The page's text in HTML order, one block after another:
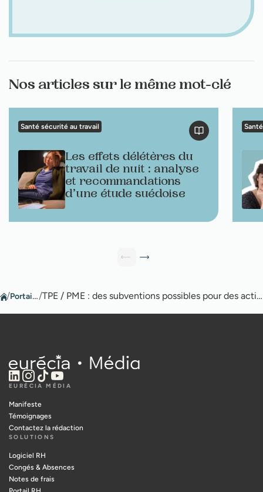
Nos articles sur le même mot-clé
Santé sécurité au travail
Les effets délétères du
travail de nuit : analyse
et recommandations
d’une étude suédoise
/ Portail RH/ TPE / PME : des subventions possibles pour des actions de prévention
EURÉCIA MÉDIA
Manifeste
Témoignages
Contactez la rédaction
SOLUTIONS
Logiciel RH
Congés & Absences
Notes de frais